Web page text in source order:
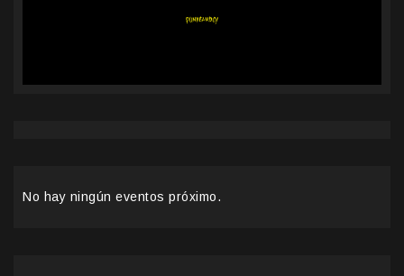
No hay ningún eventos próximo.